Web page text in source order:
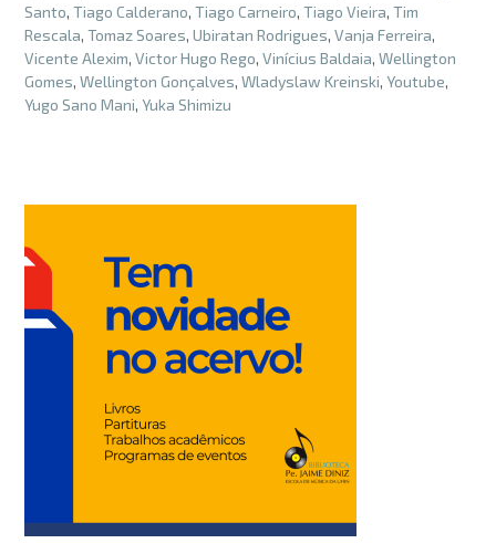
Santo, Tiago Calderano, Tiago Carneiro, Tiago Vieira, Tim
Rescala, Tomaz Soares, Ubiratan Rodrigues, Vanja Ferreira,
Vicente Alexim, Victor Hugo Rego, Vinícius Baldaia, Wellington
Gomes, Wellington Gonçalves, Wladyslaw Kreinski, Youtube,
Yugo Sano Mani, Yuka Shimizu